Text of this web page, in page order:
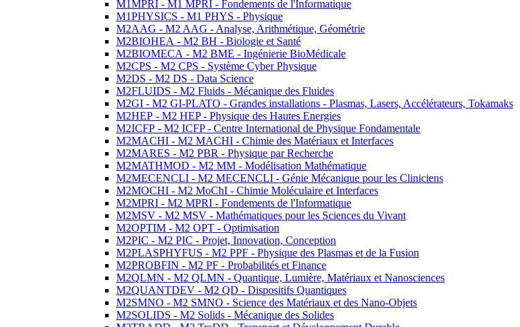
M1MPRI - M1 MPRI - Fondements de l'Informatique
M1PHYSICS - M1 PHYS - Physique
M2AAG - M2 AAG - Analyse, Arithmétique, Géométrie
M2BIOHEA - M2 BH - Biologie et Santé
M2BIOMECA - M2 BME - Ingénierie BioMédicale
M2CPS - M2 CPS - Système Cyber Physique
M2DS - M2 DS - Data Science
M2FLUIDS - M2 Fluids - Mécanique des Fluides
M2GI - M2 GI-PLATO - Grandes installations - Plasmas, Lasers, Accélérateurs, Tokamaks
M2HEP - M2 HEP - Physique des Hautes Energies
M2ICFP - M2 ICFP - Centre International de Physique Fondamentale
M2MACHI - M2 MACHI - Chimie des Matériaux et Interfaces
M2MARES - M2 PBR - Physique par Recherche
M2MATHMOD - M2 MM - Modélisation Mathématique
M2MECENCLI - M2 MECENCLI - Génie Mécanique pour les Cliniciens
M2MOCHI - M2 MoChI - Chimie Moléculaire et Interfaces
M2MPRI - M2 MPRI - Fondements de l'Informatique
M2MSV - M2 MSV - Mathématiques pour les Sciences du Vivant
M2OPTIM - M2 OPT - Optimisation
M2PIC - M2 PIC - Projet, Innovation, Conception
M2PLASPHYFUS - M2 PPF - Physique des Plasmas et de la Fusion
M2PROBFIN - M2 PF - Probabilités et Finance
M2QLMN - M2 QLMN - Quantique, Lumière, Matériaux et Nanosciences
M2QUANTDEV - M2 QD - Dispositifs Quantiques
M2SMNO - M2 SMNO - Science des Matériaux et des Nano-Objets
M2SOLIDS - M2 Solids - Mécanique des Solides